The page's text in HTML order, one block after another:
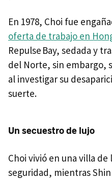
En 1978, Choi fue
oferta de trabajo en
Repulse Bay, sedada y
del Norte, sin embargo,
al investigar su
suerte.
Un secuestro de lujo
Choi vivió en una villa
seguridad, mientras